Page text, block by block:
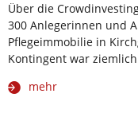
Über die
300 Anlegerinnen und
Pflegeimmobilie in
Kontingent war
mehr